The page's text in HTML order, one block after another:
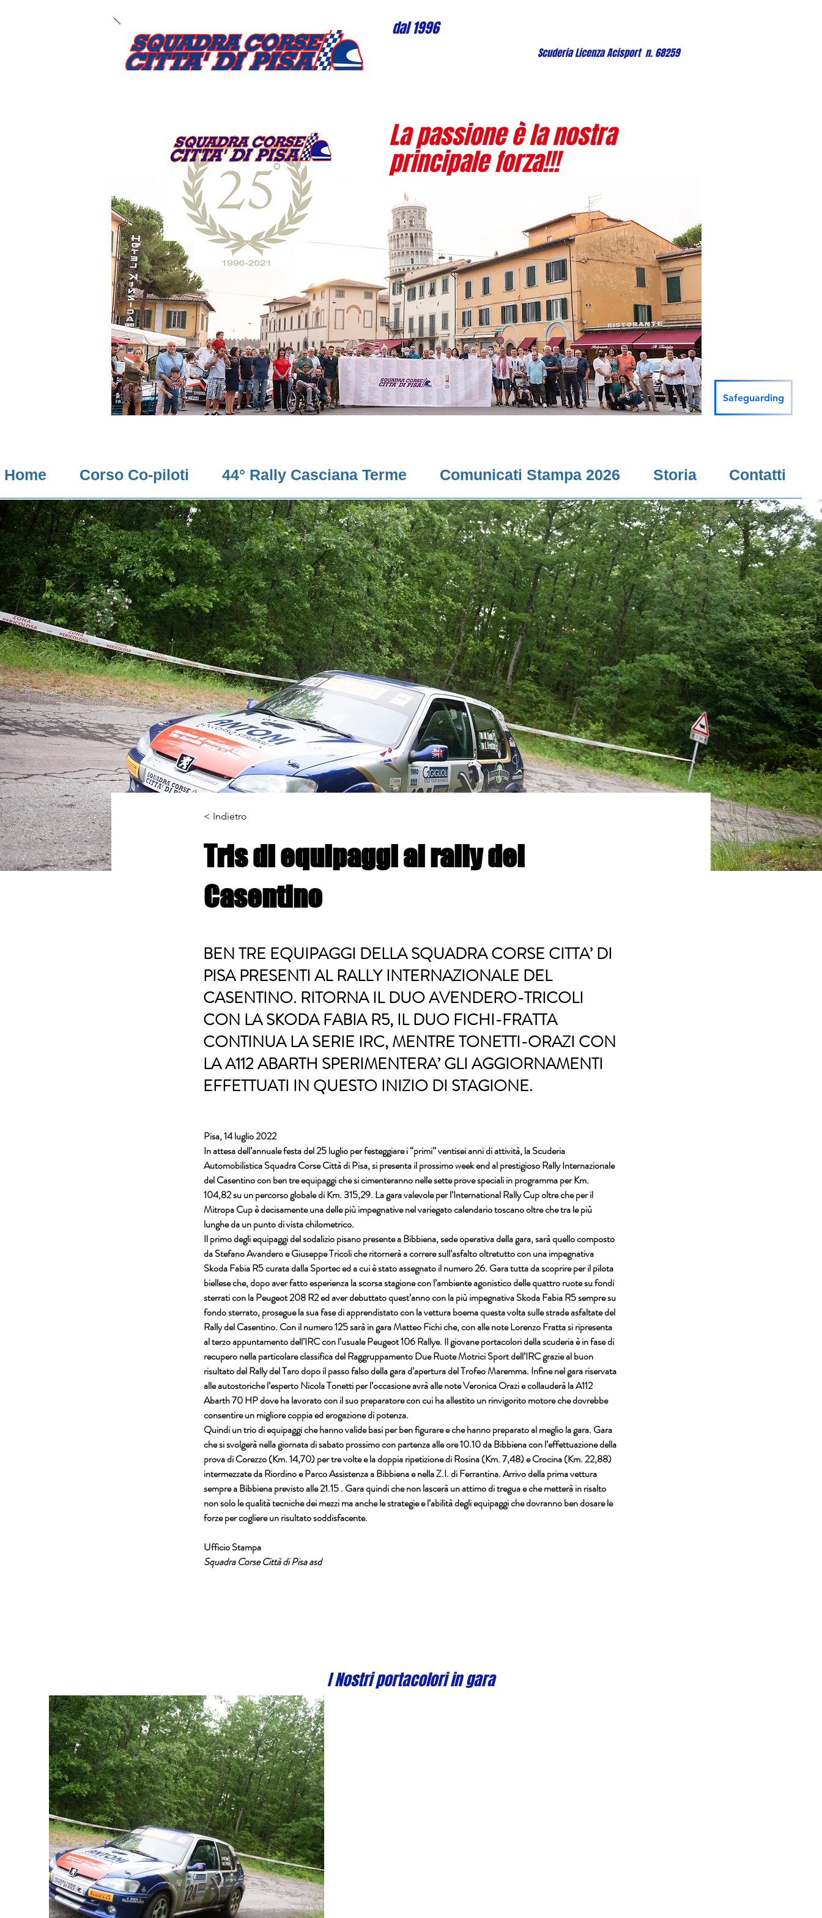
dal 1996
Scuderia Licenza Acisport n. 68259
La passione è la nostra
principale forza!!!
Safeguarding
Home Corso Co-piloti 44° Rally Casciana Terme Comunicati Stampa 2026 Storia Contatti
< Indietro
Tris di equipaggi al rally del
Casentino
BEN TRE EQUIPAGGI DELLA SQUADRA CORSE CITTA’ DI
PISA PRESENTI AL RALLY INTERNAZIONALE DEL
CASENTINO. RITORNA IL DUO AVENDERO-TRICOLI
CON LA SKODA FABIA R5, IL DUO FICHI-FRATTA
CONTINUA LA SERIE IRC, MENTRE TONETTI-ORAZI CON
LA A112 ABARTH SPERIMENTERA’ GLI AGGIORNAMENTI
EFFETTUATI IN QUESTO INIZIO DI STAGIONE.
Pisa, 14 luglio 2022
In attesa dell’annuale festa del 25 luglio per festeggiare i “primi” ventisei anni di attività, la Scuderia
Automobilistica Squadra Corse Città di Pisa, si presenta il prossimo week end al prestigioso Rally Internazionale
del Casentino con ben tre equipaggi che si cimenteranno nelle sette prove speciali in programma per Km.
104,82 su un percorso globale di Km. 315,29. La gara valevole per l’International Rally Cup oltre che per il
Mitropa Cup è decisamente una delle più impegnative nel variegato calendario toscano oltre che tra le più
lunghe da un punto di vista chilometrico.
Il primo degli equipaggi del sodalizio pisano presente a Bibbiena, sede operativa della gara, sarà quello composto
da Stefano Avandero e Giuseppe Tricoli che ritornerà a correre sull’asfalto oltretutto con una impegnativa
Skoda Fabia R5 curata dalla Sportec ed a cui è stato assegnato il numero 26. Gara tutta da scoprire per il pilota
biellese che, dopo aver fatto esperienza la scorsa stagione con l’ambiente agonistico delle quattro ruote su fondi
sterrati con la Peugeot 208 R2 ed aver debuttato quest’anno con la più impegnativa Skoda Fabia R5 sempre su
fondo sterrato, prosegue la sua fase di apprendistato con la vettura boema questa volta sulle strade asfaltate del
Rally del Casentino. Con il numero 125 sarà in gara Matteo Fichi che, con alle note Lorenzo Fratta si ripresenta
al terzo appuntamento dell’IRC con l’usuale Peugeot 106 Rallye. Il giovane portacolori della scuderia è in fase di
recupero nella particolare classifica del Raggruppamento Due Ruote Motrici Sport dell’IRC grazie al buon
risultato del Rally del Taro dopo il passo falso della gara d’apertura del Trofeo Maremma. Infine nel gara riservata
alle autostoriche l’esperto Nicola Tonetti per l’occasione avrà alle note Veronica Orazi e collauderà la A112
Abarth 70 HP dove ha lavorato con il suo preparatore con cui ha allestito un rinvigorito motore che dovrebbe
consentire un migliore coppia ed erogazione di potenza.
Quindi un trio di equipaggi che hanno valide basi per ben figurare e che hanno preparato al meglio la gara. Gara
che si svolgerà nella giornata di sabato prossimo con partenza alle ore 10.10 da Bibbiena con l’effettuazione della
prova di Corezzo (Km. 14,70) per tre volte e la doppia ripetizione di Rosina (Km. 7,48) e Crocina (Km. 22,88)
intermezzate da Riordino e Parco Assistenza a Bibbiena e nella Z.I. di Ferrantina. Arrivo della prima vettura
sempre a Bibbiena previsto alle 21.15 . Gara quindi che non lascerà un attimo di tregua e che metterà in risalto
non solo le qualità tecniche dei mezzi ma anche le strategie e l’abilità degli equipaggi che dovranno ben dosare le
forze per cogliere un risultato soddisfacente.
Squadra Corse Città di Pisa asd
I Nostri portacolori in gara